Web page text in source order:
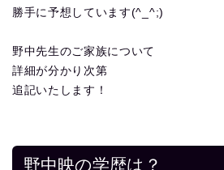
勝手に予想しています(^_^;)
野中先生のご家族について
詳細が分かり次第
追記いたします！
野中映の学歴は？